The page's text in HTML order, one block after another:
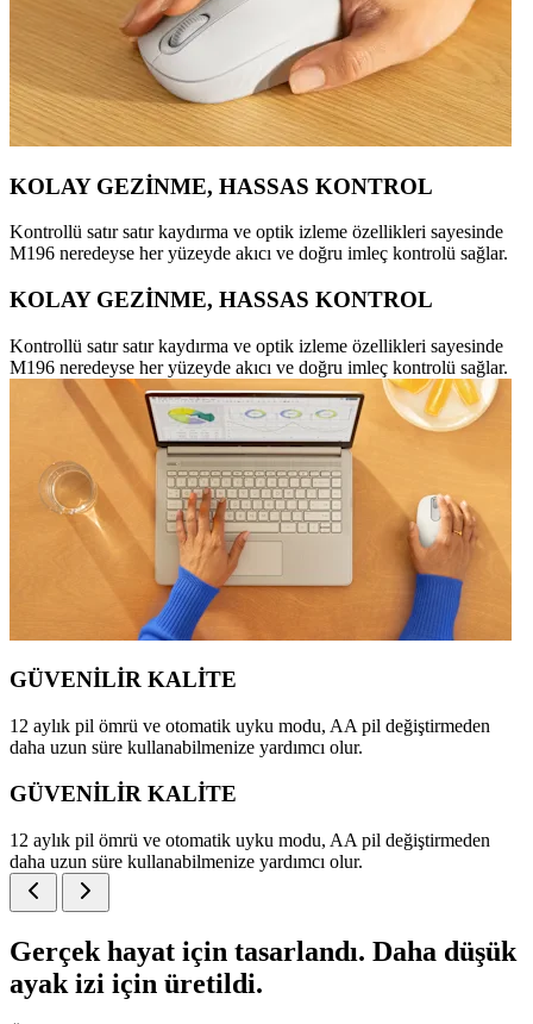
KOLAY GEZİNME, HASSAS KONTROL
Kontrollü satır satır kaydırma ve optik izleme özellikleri sayesinde
M196 neredeyse her yüzeyde akıcı ve doğru imleç kontrolü sağlar.
KOLAY GEZİNME, HASSAS KONTROL
Kontrollü satır satır kaydırma ve optik izleme özellikleri sayesinde
M196 neredeyse her yüzeyde akıcı ve doğru imleç kontrolü sağlar.
GÜVENİLİR KALİTE
12 aylık pil ömrü ve otomatik uyku modu, AA pil değiştirmeden
daha uzun süre kullanabilmenize yardımcı olur.
GÜVENİLİR KALİTE
12 aylık pil ömrü ve otomatik uyku modu, AA pil değiştirmeden
daha uzun süre kullanabilmenize yardımcı olur.
Gerçek hayat için tasarlandı. Daha düşük
ayak izi için üretildi.